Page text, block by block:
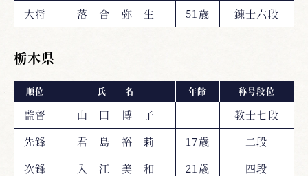
大将
落 合 弥 生 51歳 錬士六段
栃木県
順位 氏 名 年齢 称号段位
監督 山 田 博 子 ―
教士七段
先鋒
君 島 裕 莉 17歳
二段
次鋒
入 江 美 和 21歳
四段